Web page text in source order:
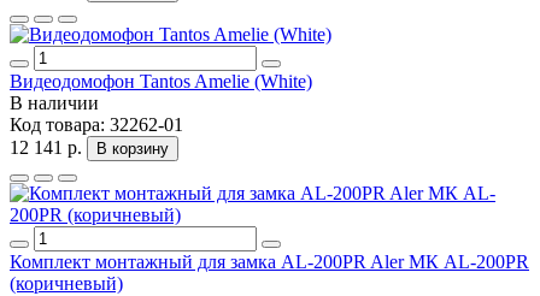
Видеодомофон Tantos Amelie (White)
В наличии
Код товара: 32262-01
12 141 р.
В корзину
Комплект монтажный для замка AL-200PR Aler МК AL-200PR
(коричневый)